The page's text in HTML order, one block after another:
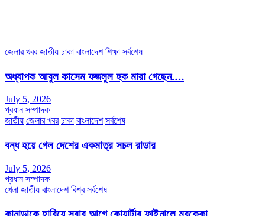
জেলার খবর জাতীয় ঢাকা বাংলাদেশ শিক্ষা সর্বশেষ
অধ্যাপক আবুল কাসেম ফজলুল হক মারা গেছেন….
July 5, 2026
প্রধান সম্পাদক
জাতীয় জেলার খবর ঢাকা বাংলাদেশ সর্বশেষ
বন্ধ হয়ে গেল দেশের একমাত্র সচল রাডার
July 5, 2026
প্রধান সম্পাদক
খেলা জাতীয় বাংলাদেশ বিশ্ব সর্বশেষ